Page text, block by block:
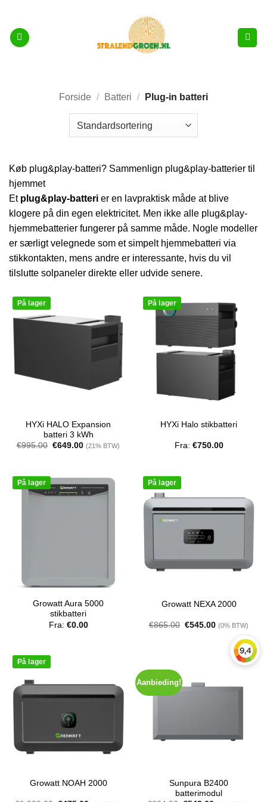
indhold
Forside / Batteri / Plug-in batteri
Køb plug&play-batteri? Sammenlign plug&play-batterier til
hjemmet
Et plug&play-batteri er en lavpraktisk måde at blive
klogere på din egen elektricitet. Men ikke alle plug&play-
hjemmebatterier fungerer på samme måde. Nogle modeller
er særligt velegnede som et simpelt hjemmebatteri via
stikkontakten, mens andre er interessante, hvis du vil
tilslutte solpaneler direkte eller udvide senere.
På lager
HYXi HALO Expansion
batteri 3 kWh
€995.00 Den
€995.00.
€649.00Den
€649.00.
(21% BTW)
På lager
HYXi Halo stikbatteri
Fra: €750.00
På lager
Growatt Aura 5000
stikbatteri
Fra: €0.00
På lager
Growatt NEXA 2000
€865.00 Den
oprindelige
€545.00Den
aktuelle
€545.00.
(0% BTW)
På lager
Growatt NOAH 2000
Aanbieding!
Sunpura B2400
batterimodul